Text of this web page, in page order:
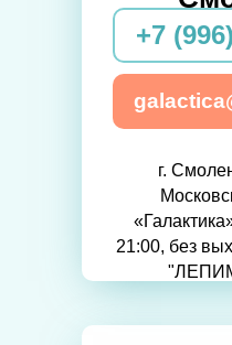
+7
г.
21:00, без